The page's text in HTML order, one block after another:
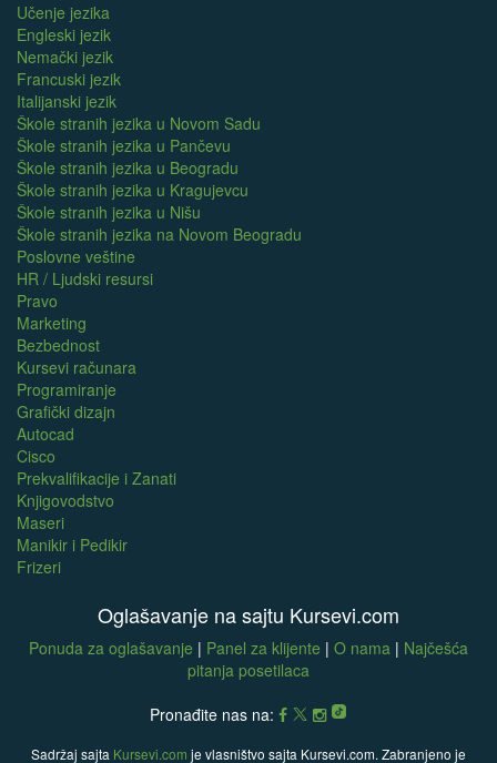
Učenje jezika
Engleski jezik
Nemački jezik
Francuski jezik
Italijanski jezik
Škole stranih jezika u Novom Sadu
Škole stranih jezika u Pančevu
Škole stranih jezika u Beogradu
Škole stranih jezika u Kragujevcu
Škole stranih jezika u Nišu
Škole stranih jezika na Novom Beogradu
Poslovne veštine
HR / Ljudski resursi
Pravo
Marketing
Bezbednost
Kursevi računara
Programiranje
Grafički dizajn
Autocad
Cisco
Prekvalifikacije i Zanati
Knjigovodstvo
Maseri
Manikir i Pedikir
Frizeri
Oglašavanje na sajtu Kursevi.com
Ponuda za oglašavanje | Panel za klijente | O nama | Najčešća
pitanja posetilaca
Pronađite nas na:
Sadržaj sajta Kursevi.com je vlasništvo sajta Kursevi.com. Zabranjeno je